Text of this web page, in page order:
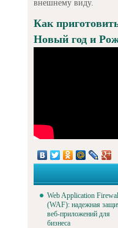
внешнему виду.
Как
Новый год и
Web Application
(WAF): надежная
веб-приложений для
бизнеса